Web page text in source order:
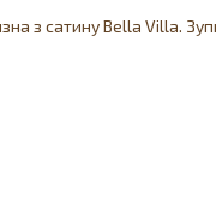
з сатину Bella Villa.